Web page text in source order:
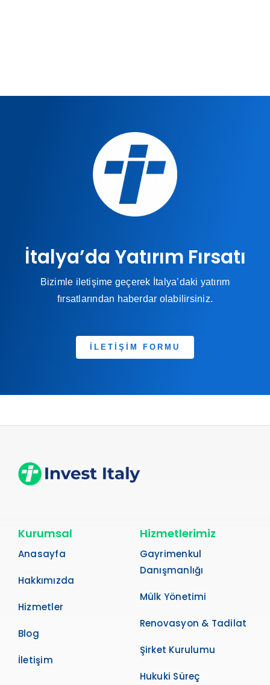
İtalya’da Yatırım Fırsatı
Bizimle iletişime geçerek İtalya’daki yatırım
fırsatlarından haberdar olabilirsiniz.
İLETİŞİM FORMU
Kurumsal
Anasayfa
Hakkımızda
Hizmetler
Blog
İletişim
Hizmetlerimiz
Gayrimenkul
Danışmanlığı
Mülk Yönetimi
Renovasyon & Tadilat
Şirket Kurulumu
Hukuki Süreç